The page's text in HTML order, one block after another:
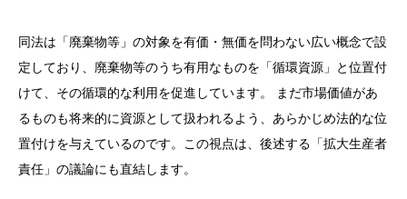
同法は「廃棄物等」の対象を有価・無価を問わない広い概念で設
定しており、廃棄物等のうち有用なものを「循環資源」と位置付
けて、その循環的な利用を促進しています。 まだ市場価値があ
るものも将来的に資源として扱われるよう、あらかじめ法的な位
置付けを与えているのです。この視点は、後述する「拡大生産者
責任」の議論にも直結します。